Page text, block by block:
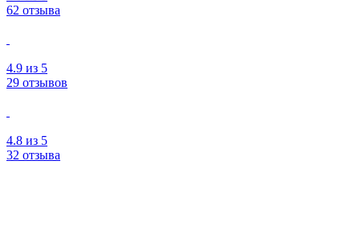
62 отзыва
4.9 из 5
29 отзывов
4.8 из 5
32 отзыва